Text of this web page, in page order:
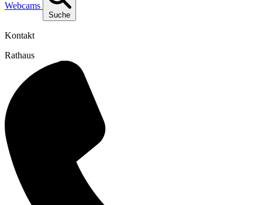
Webcams
Suche
Kontakt
Rathaus